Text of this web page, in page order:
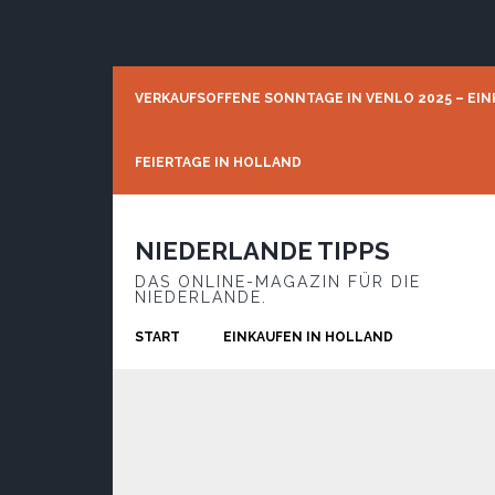
VERKAUFSOFFENE SONNTAGE IN VENLO 2025 –
FEIERTAGE IN HOLLAND
NIEDERLANDE TIPPS
DAS ONLINE-MAGAZIN FÜR DIE
NIEDERLANDE.
START EINKAUFEN IN HOLLAND